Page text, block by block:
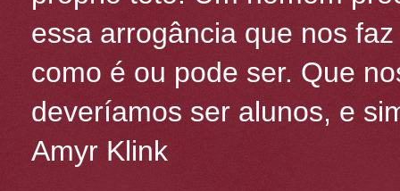
essa arrogância que nos
como é ou pode ser. Que
deveríamos ser alunos, e
Amyr Klink